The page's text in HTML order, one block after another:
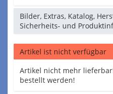
Bilder, Extras, Katalog,
Sicherheits- und
Artikel ist nicht verfügbar
Artikel nicht mehr
bestellt werden!